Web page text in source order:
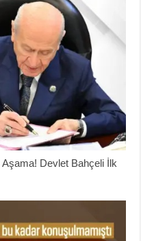
Devlet Bahçeli İlk